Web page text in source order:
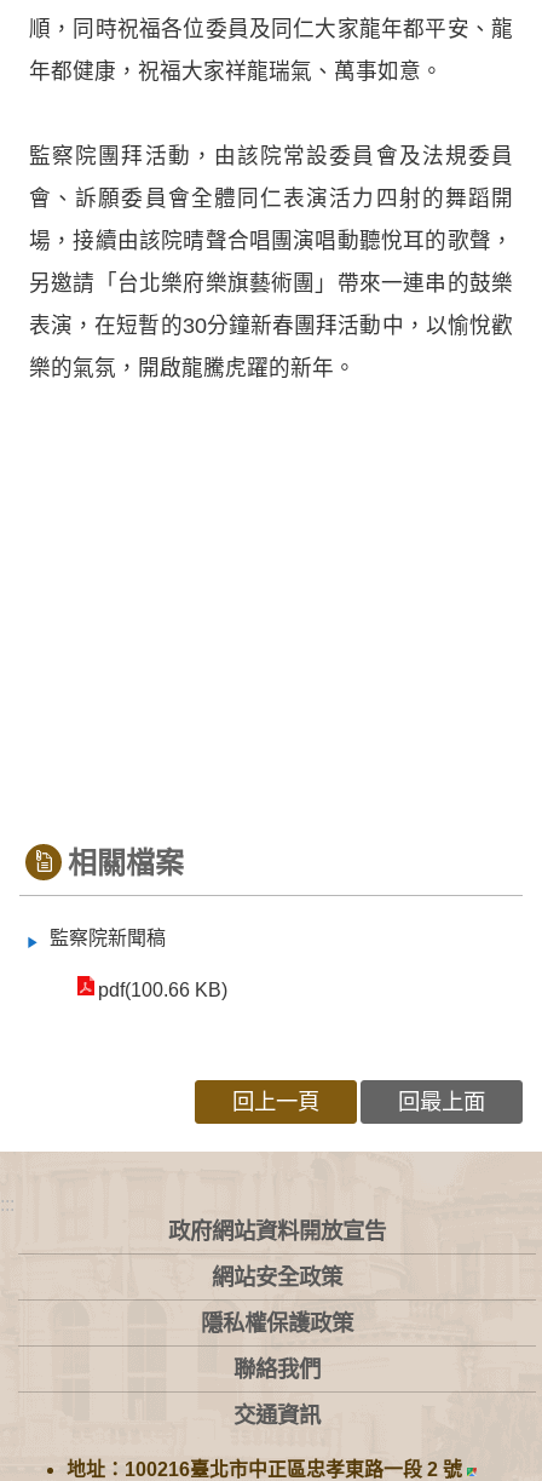
順，同時祝福各位委員及同仁大家龍年都平安、龍
年都健康，祝福大家祥龍瑞氣、萬事如意。
監察院團拜活動，由該院常設委員會及法規委員
會、訴願委員會全體同仁表演活力四射的舞蹈開
場，接續由該院晴聲合唱團演唱動聽悅耳的歌聲，
另邀請「台北樂府樂旗藝術團」帶來一連串的鼓樂
表演，在短暫的30分鐘新春團拜活動中，以愉悅歡
樂的氣氛，開啟龍騰虎躍的新年。
相關檔案
監察院新聞稿
pdf(100.66 KB)
回上一頁 回最上面
:::
政府網站資料開放宣告
網站安全政策
隱私權保護政策
聯絡我們
交通資訊
地址：100216臺北市中正區忠孝東路一段 2 號